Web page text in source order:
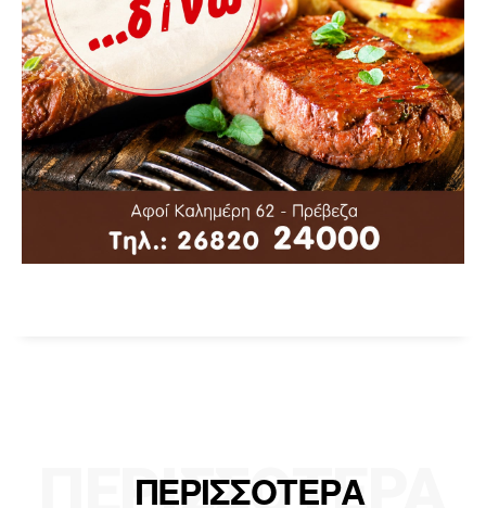
ΠΕΡΙΣΣΟΤΕΡΑ
ΠΕΡΙΣΣΟΤΕΡΑ